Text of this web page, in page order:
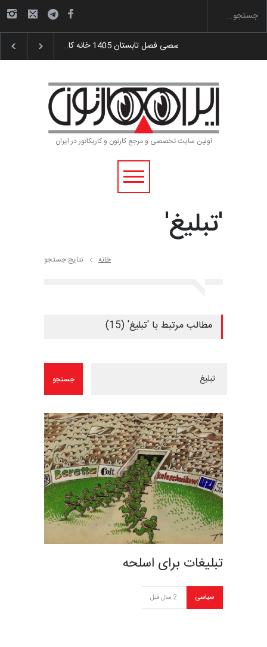
گزارش تصویری آیین اختتامیه و اهدای جوایز سوم…
اولین سایت تخصصی و مرجع کارتون و کاریکاتور در ایران
'تبلیغ'
خانه نتایج جستجو
مطالب مرتبط با 'تبلیغ' (15)
تبلیغات برای اسلحه
سیاسی 2 سال قبل